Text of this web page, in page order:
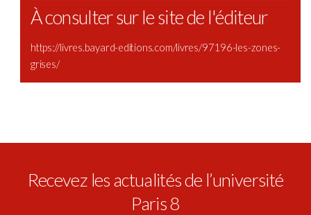
À consulter sur le site de l'éditeur
https://livres.bayard-editions.com/livres/97196-les-zones-
grises/
Recevez les actualités de l’université
Paris 8